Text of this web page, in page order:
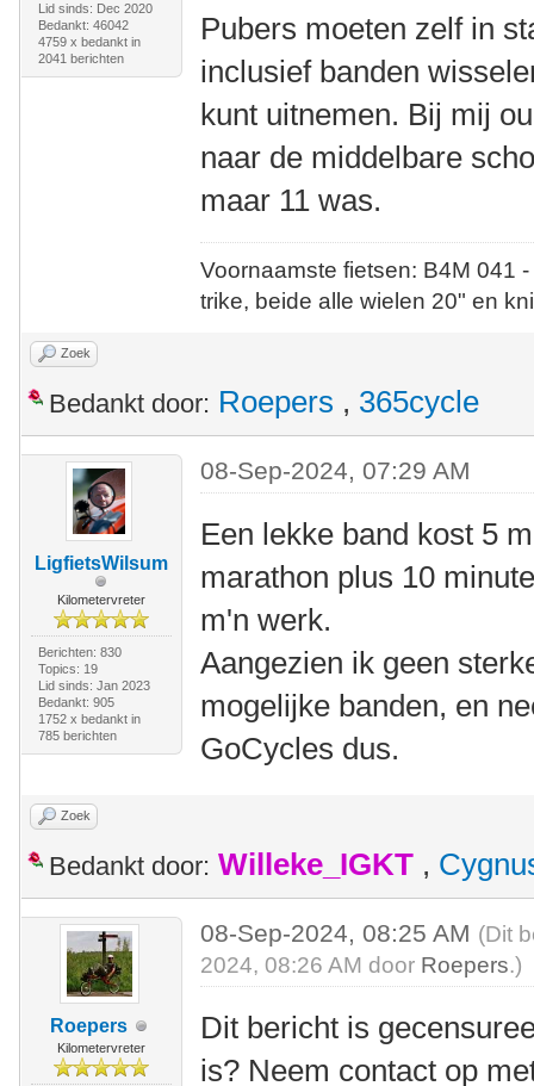
Lid sinds: Dec 2020
Bedankt: 46042
4759 x bedankt in
2041 berichten
Pubers moeten zelf in
inclusief banden
kunt uitnemen. Bij mij
naar de middelbare
maar 11 was.
Voornaamste fietsen: B4M
trike, beide alle wielen 20" en
Zoek
Bedankt door: Roepers , 365cycle
LigfietsWilsum
Kilometervreter
Berichten: 830
Topics: 19
Lid sinds: Jan 2023
Bedankt: 905
1752 x bedankt in
785 berichten
08-Sep-2024, 07:29 AM
Een lekke band kost 5
marathon plus 10
m'n werk.
Aangezien ik geen
mogelijke banden, en
GoCycles dus.
Zoek
Bedankt door: Willeke_IGKT ,
Roepers
Kilometervreter
08-Sep-2024, 08:25 AM (Dit
2024, 08:26 AM door Roepers.)
Dit bericht is
is? Neem contact op